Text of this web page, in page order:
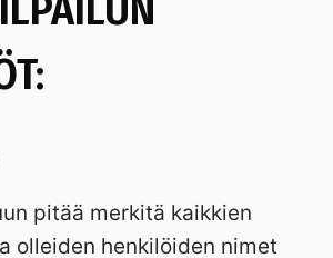
pitää merkitä kaikkien
olleiden henkilöiden nimet